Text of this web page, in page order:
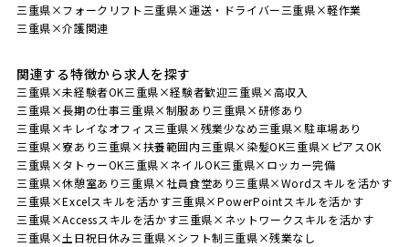
三重県×フォークリフト 三重県×運送・ドライバー三重県×軽作業
三重県×介護関連
関連する特徴から求人を探す
三重県×未経験者OK三重県×経験者歓迎三重県×高収入
三重県×長期の仕事三重県×制服あり三重県×研修あり
三重県×キレイなオフィス三重県×残業少なめ三重県×駐車場あり
三重県×寮あり三重県×扶養範囲内三重県×染髪OK三重県×ピアスOK
三重県×タトゥーOK三重県×ネイルOK三重県×ロッカー完備
三重県×休憩室あり三重県×社員食堂あり三重県×Wordスキルを活かす
三重県×Excelスキルを活かす三重県×PowerPointスキルを活かす
三重県×Accessスキルを活かす三重県×ネットワークスキルを活かす
三重県×土日祝日休み三重県×シフト制三重県×残業なし